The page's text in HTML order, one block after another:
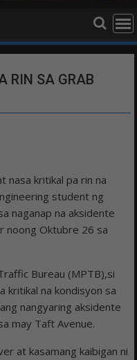
RIN SA GRAB
nasa kritikal pa rin na
student ng
naganap na aksidente
noong Oktubre 26 sa
Bureau (MPTB),si
kritikal na kondisyon sa
nangyaring aksidente
may Taft Avenue.
at kasamang kaibigan ni